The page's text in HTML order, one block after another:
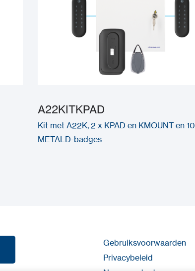
A22KITKPAD
Kit met A22K, 2 x KPAD en KMOUNT en 10
METALD-badges
Gebruiksvoorwaarden
Privacybeleid